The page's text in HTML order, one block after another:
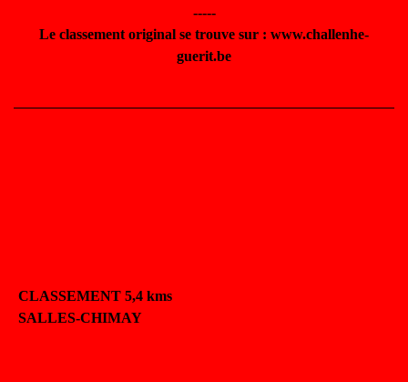
-----
Le classement original se trouve sur : www.challenhe-
guerit.be
CLASSEMENT 5,4 kms
SALLES-CHIMAY